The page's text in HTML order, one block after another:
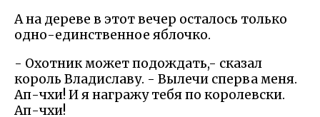
А на дереве в этот вечер осталось только
одно-единственное яблочко.
- Охотник может подождать,- сказал
король Владиславу. - Вылечи сперва меня.
Ап-чхи! И я награжу тебя по королевски.
Ап-чхи!